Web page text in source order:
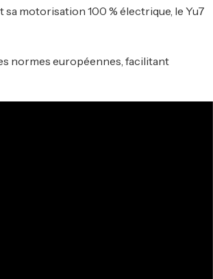
motorisation 100 % électrique, le Yu7
normes européennes, facilitant